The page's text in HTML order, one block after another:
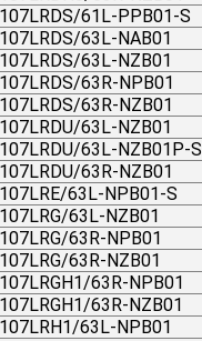
61L-PPB01-S
63L-NAB01
63L-NZB01
63R-NPB01
63R-NZB01
63L-NZB01
63L-NZB01P-S
63R-NZB01
63L-NPB01-S
63L-NZB01
63R-NPB01
63R-NZB01
63R-NPB01
63R-NZB01
63L-NPB01